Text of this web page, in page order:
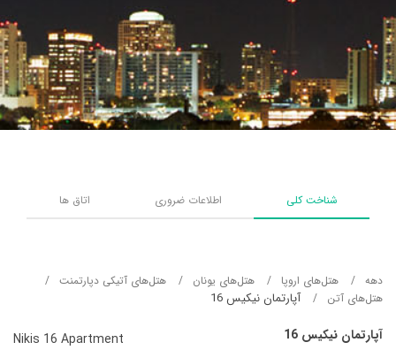
شناخت کلی اطلاعات ضروری اتاق ها
دهه هتل‌های اروپا هتل‌های یونان
هتل‌های آتیکی دپارتمنت
هتل‌های آتن
آپارتمان نیکیس 16
آپارتمان نیکیس 16 Nikis 16 Apartment